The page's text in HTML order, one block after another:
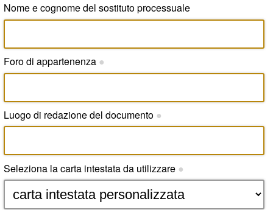
Nome e cognome del sostituto processuale
Foro di appartenenza ●
Luogo di redazione del documento ●
Seleziona la carta intestata da utilizzare ●